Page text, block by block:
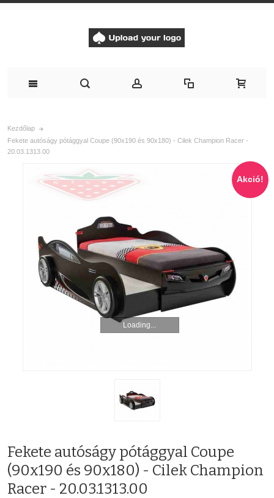
Kezdőlap
Fekete autóságy pótággyal Coupe (90x190 és 90x180) - Cilek Champion Racer -
20.03.1313.00
Loading...
Akció!
Fekete autóságy pótággyal Coupe
(90x190 és 90x180) - Cilek Champion
Racer - 20.03.1313.00